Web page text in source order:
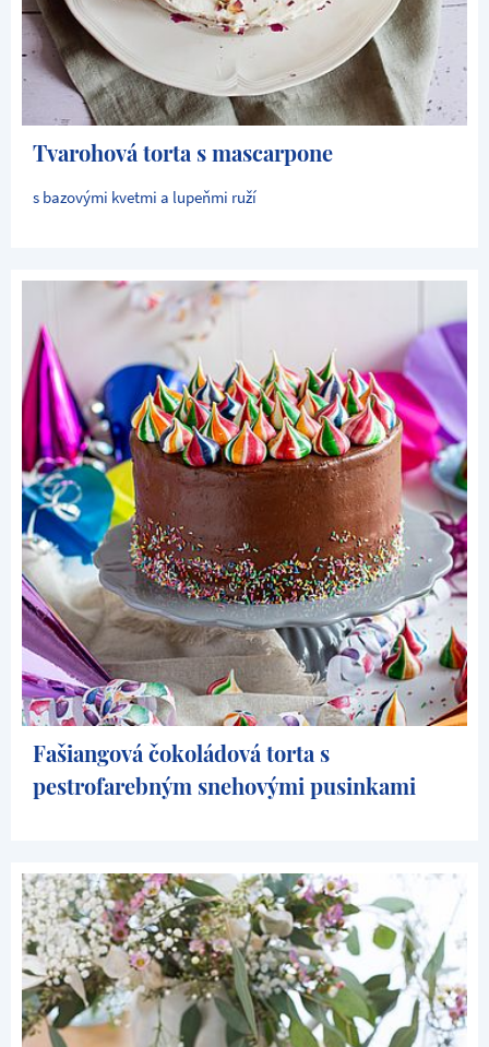
Tvarohová torta s mascarpone
s bazovými kvetmi a lupeňmi ruží
Fašiangová čokoládová torta s
pestrofarebným snehovými pusinkami